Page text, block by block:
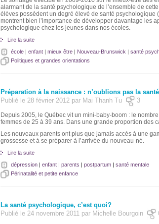
alarmant de la santé psychologique de l’ensemble de
élèves possèdent un degré élevé de santé psychologique
montrent bien l’importance de développer davantage les
psychologique chez les jeunes dans nos écoles.
Lire la suite
école| enfant| mieux être| Nouveau-Brunswick | santé
Politiques et grandes orientations
Préparation à la naissance : n’oublions pas la
Publié le 28 février 2012 par Mai Thanh Tu
3
Depuis 2005, le Québec vit un mini-baby-boom : le
femmes de 25 à 39 ans. Dans une grande proportion des
Les nouveaux parents ont plus que jamais accès à une
grossesse et à se préparer à l’arrivée du nouveau-né.
Lire la suite
dépression| enfant| parents | postpartum| santé mentale
Périnatalité et petite enfance
La santé psychologique, c’est quoi?
Publié le 24 novembre 2011 par Michelle Bourgoin